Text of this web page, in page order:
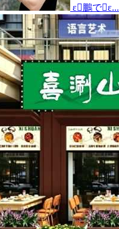
 ε鵬でε...